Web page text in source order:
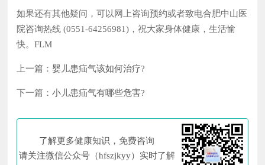
如果还有其他疑问，可以网上咨询预约或者致电合肥中山医
院咨询热线 (0551-64256981)，祝大家身体健康，生活愉
快。FLM
上一篇：婴儿患疝气该如何治疗?
下一篇：小儿患疝气有哪些危害?
了解更多健康知识，免费咨询
请关注微信公众号（hfszjkyy）实时了解